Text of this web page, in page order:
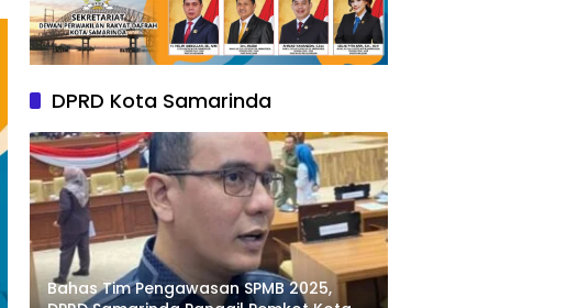
DPRD Kota Samarinda
Bahas Tim Pengawasan SPMB 2025,